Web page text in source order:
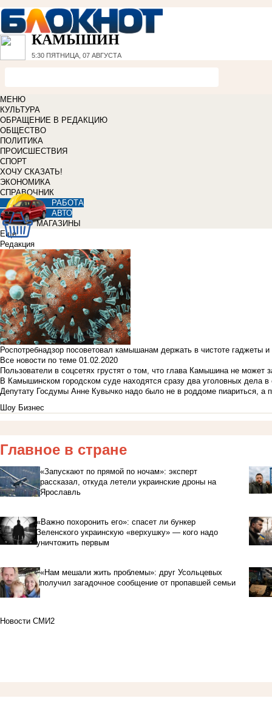
КАМЫШИН
5:30 ПЯТНИЦА, 07 АВГУСТА
МЕНЮ
КУЛЬТУРА
ОБРАЩЕНИЕ В РЕДАКЦИЮ
ОБЩЕСТВО
ПОЛИТИКА
ПРОИСШЕСТВИЯ
СПОРТ
ХОЧУ СКАЗАТЬ!
ЭКОНОМИКА
СПРАВОЧНИК
РАБОТА
АВТО
МАГАЗИНЫ
Еще
Редакция
Роспотребнадзор посоветовал камышанам держать в чистоте гаджеты
Все новости по теме 01.02.2020
Пользователи в соцсетях грустят о том, что глава Камышина не может
В Камышинском городском суде находятся сразу два уголовных дела
Депутату Госдумы Анне Кувычко надо было не в роддоме пиариться, а
Шоу Бизнес
Главное в стране
«Запускают по прямой по ночам»: эксперт
рассказал, откуда летели украинские дроны на
Ярославль
«Важно похоронить его»: спасет ли бункер
Зеленского украинскую «верхушку» — кого надо
уничтожить первым
«Нам мешали жить проблемы»: друг Усольцевых
получил загадочное сообщение от пропавшей семьи
Новости СМИ2